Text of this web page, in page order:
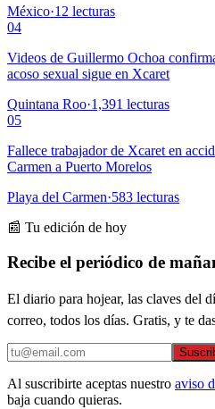
México·12 lecturas
04
Videos de Guillermo Ochoa
acoso sexual sigue en Xcaret
Quintana Roo·1,391 lecturas
05
Fallece trabajador de Xcaret en
Carmen a Puerto Morelos
Playa del Carmen·583 lecturas
📰 Tu edición de hoy
Recibe el periódico de
El diario para hojear, las claves del
correo, todos los días. Gratis, y te
Al suscribirte aceptas nuestro aviso
baja cuando quieras.